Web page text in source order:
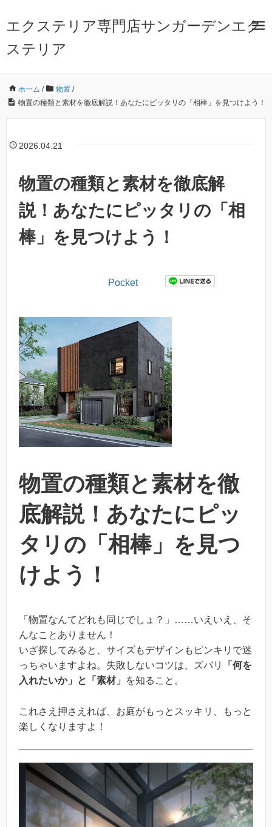
エクステリア専門店サンガーデンエク
ステリア
ホーム / 物置 /
物置の種類と素材を徹底解説！あなたにピッタリの「相棒」を見つけよう！
2026.04.21
物置の種類と素材を徹底解
説！あなたにピッタリの「相
棒」を見つけよう！
Pocket
物置の種類と素材を徹
底解説！あなたにピッ
タリの「相棒」を見つ
けよう！
「物置なんてどれも同じでしょ？」……いえいえ、そ
んなことありません！
いざ探してみると、サイズもデザインもピンキリで迷
っちゃいますよね。失敗しないコツは、ズバリ
「何を
入れたいか」と「素材」
を知ること。
これさえ押さえれば、お庭がもっとスッキリ、もっと
楽しくなりますよ！